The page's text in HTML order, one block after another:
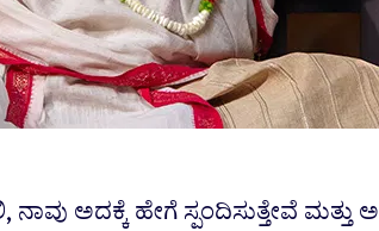
ಅದಕ್ಕೆ ಹೇಗೆ ಸ್ಪಂದಿಸುತ್ತೇವೆ ಮತ್ತು